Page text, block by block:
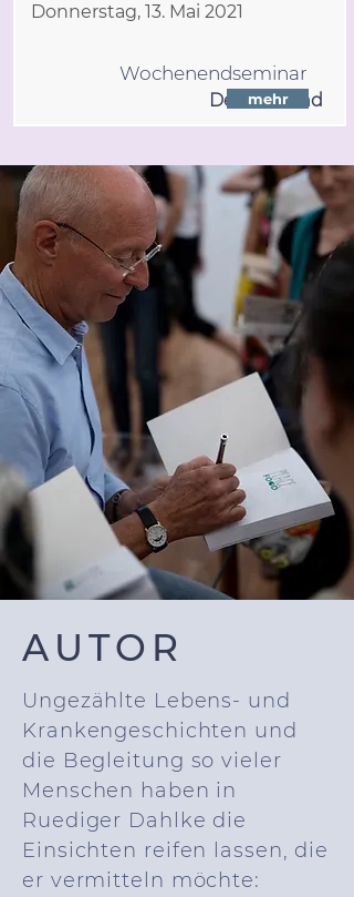
Donnerstag, 13. Mai 2021
Wochenendseminar
Deutschland
mehr
AUTOR
Ungezählte Lebens- und
Krankengeschichten und
die Begleitung so vieler
Menschen haben in
Ruediger Dahlke die
Einsichten reifen lassen, die
er vermitteln möchte: